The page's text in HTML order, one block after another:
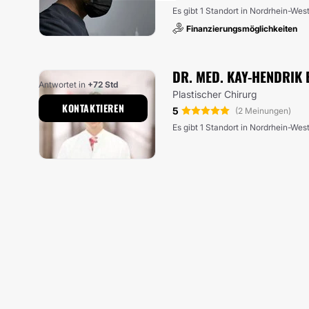
Es gibt 1 Standort in Nordrhein-
Finanzierungsmöglichkeiten
DR. MED. KAY-HENDRIK
Plastischer Chirurg
5
(2 Meinungen)
Es gibt 1 Standort in Nordrhein-
Antwortet in +72 Std
KONTAKTIEREN